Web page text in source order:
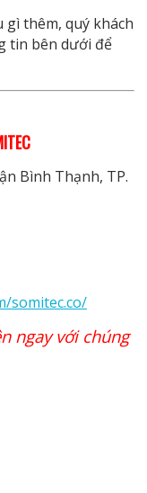
gì thêm, quý khách
tin bên dưới để
Bình Thạnh, TP.
somitec.co/
ngay với chúng